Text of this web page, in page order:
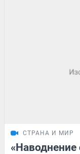
СТРАНА И МИР
«Наводнение